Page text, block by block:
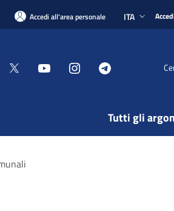
Accedi all'area personale ITA
Tutti gli